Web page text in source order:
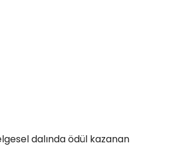
dalında ödül kazanan